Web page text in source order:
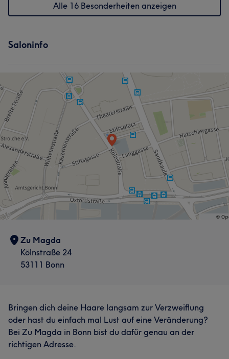
Alle 16 Besonderheiten anzeigen
Saloninfo
Zu Magda
Kölnstraße 24
53111 Bonn
Bringen dich deine Haare langsam zur Verzweiflung
oder hast du einfach mal Lust auf eine Veränderung?
Bei Zu Magda in Bonn bist du dafür genau an der
richtigen Adresse.